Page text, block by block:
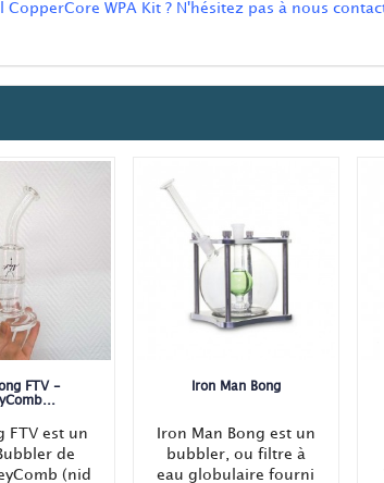
WPA Kit ? N'hésitez pas à nous
FTV -
FTV est un
de
(nid
Iron Man Bong
Iron Man Bong est un
bubbler, ou filtre à
eau globulaire fourni